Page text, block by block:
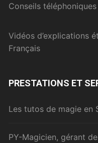
Conseils
Vidéos d’explications
Français
PRESTATIONS ET
Les tutos de magie en
PY-Magicien, gérant